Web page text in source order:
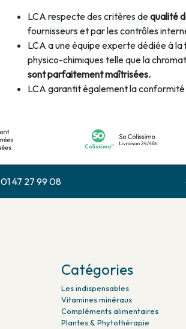
LCA respecte des critères dequalité
fournisseurs et par les contrôles
LCA a une équipe experte dédiée à
physico-chimiques telle que la
sont parfaitement maîtrisées.
LCA garantit également la conformité
01 47 27 99 08
Catégories
Les indispensables
Vitamines minéraux
Compléments alimentaires
Plantes & Phytothérapie